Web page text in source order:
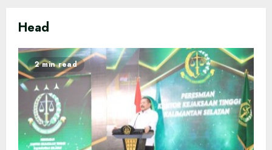
Head
2 min read